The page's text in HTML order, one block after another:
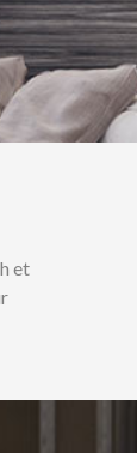
et